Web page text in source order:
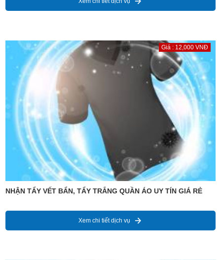
Giá : 12,000 VNĐ
NHẬN TẨY VẾT BẨN, TẨY TRẮNG QUẦN ÁO UY TÍN GIÁ RẺ
Xem chi tiết dịch vụ